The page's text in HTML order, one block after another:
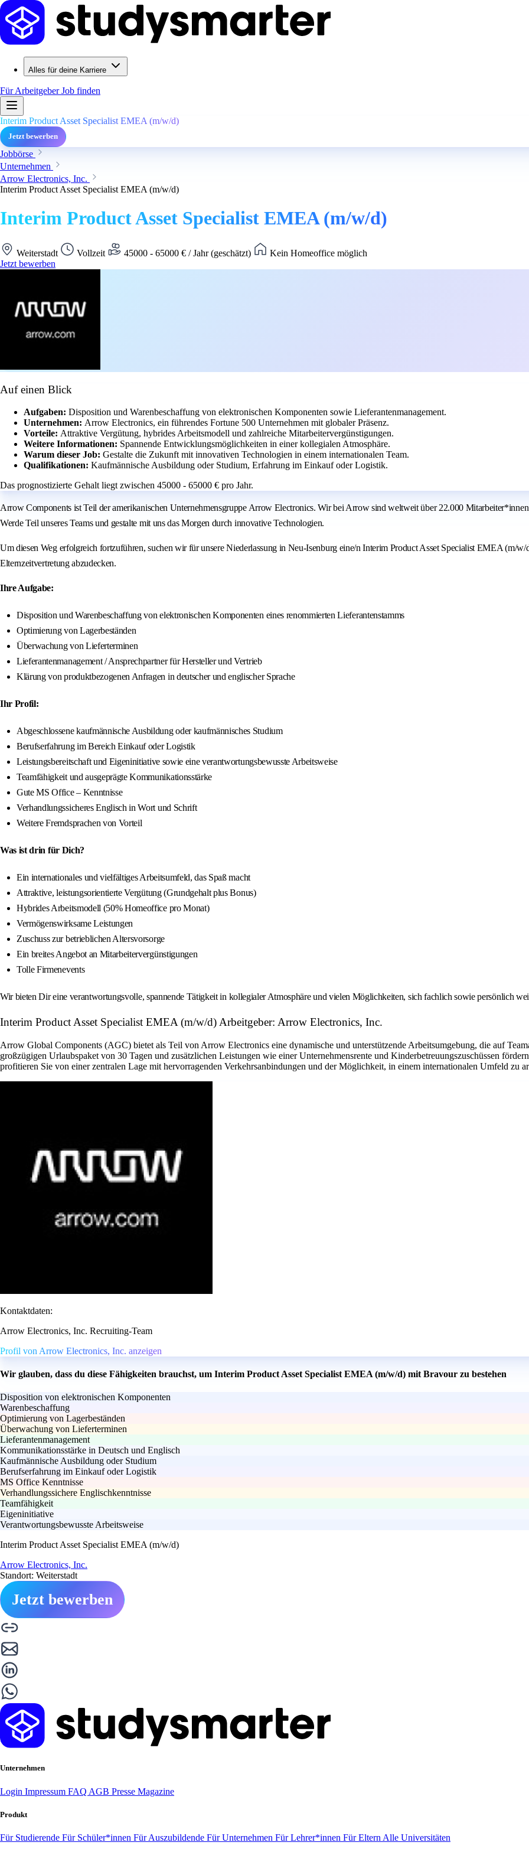
Alles für deine Karriere
Für ArbeitgeberJob finden
Interim Product Asset Specialist EMEA (m/w/d)
Jetzt bewerben
Jobbörse
Unternehmen
Arrow Electronics, Inc.
Interim Product Asset Specialist EMEA (m/w/d)
Interim Product Asset Specialist EMEA (m/w/d)
Weiterstadt Vollzeit 45000 - 65000 € / Jahr (geschätzt)
Kein Homeoffice möglich
Jetzt bewerben
Auf einen Blick
Aufgaben: Disposition und Warenbeschaffung von elektronischen Komponenten sowie Lieferantenmanagement.
Unternehmen: Arrow Electronics, ein führendes Fortune 500 Unternehmen mit globaler Präsenz.
Vorteile: Attraktive Vergütung, hybrides Arbeitsmodell und zahlreiche Mitarbeitervergünstigungen.
Weitere Informationen: Spannende Entwicklungsmöglichkeiten in einer kollegialen Atmosphäre.
Warum dieser Job: Gestalte die Zukunft mit innovativen Technologien in einem internationalen Team.
Qualifikationen: Kaufmännische Ausbildung oder Studium, Erfahrung im Einkauf oder Logistik.
Das prognostizierte Gehalt liegt zwischen 45000 - 65000 € pro Jahr.
Arrow Components ist Teil der amerikanischen Unternehmensgruppe Arrow Electronics. Wir bei Arrow sind weltweit über 22.000
Werde Teil unseres Teams und gestalte mit uns das Morgen durch innovative Technologien.
Um diesen Weg erfolgreich fortzuführen, suchen wir für unsere Niederlassung in Neu-Isenburg eine/n Interim Product Asset Specialist EMEA (m/
Elternzeitvertretung abzudecken.
Ihre Aufgabe:
Disposition und Warenbeschaffung von elektronischen Komponenten eines renommierten Lieferantenstamms
Optimierung von Lagerbeständen
Überwachung von Lieferterminen
Lieferantenmanagement / Ansprechpartner für Hersteller und Vertrieb
Klärung von produktbezogenen Anfragen in deutscher und englischer Sprache
Ihr Profil:
Abgeschlossene kaufmännische Ausbildung oder kaufmännisches Studium
Berufserfahrung im Bereich Einkauf oder Logistik
Leistungsbereitschaft und Eigeninitiative sowie eine verantwortungsbewusste Arbeitsweise
Teamfähigkeit und ausgeprägte Kommunikationsstärke
Gute MS Office – Kenntnisse
Verhandlungssicheres Englisch in Wort und Schrift
Weitere Fremdsprachen von Vorteil
Was ist drin für Dich?
Ein internationales und vielfältiges Arbeitsumfeld, das Spaß macht
Attraktive, leistungsorientierte Vergütung (Grundgehalt plus Bonus)
Hybrides Arbeitsmodell (50% Homeoffice pro Monat)
Vermögenswirksame Leistungen
Zuschuss zur betrieblichen Altersvorsorge
Ein breites Angebot an Mitarbeitervergünstigungen
Tolle Firmenevents
Wir bieten Dir eine verantwortungsvolle, spannende Tätigkeit in kollegialer Atmosphäre und vielen Möglichkeiten, sich fachlich sowie persönlich
Interim Product Asset Specialist EMEA (m/w/d) Arbeitgeber: Arrow Electronics, Inc.
Arrow Global Components (AGC) bietet als Teil von Arrow Electronics eine dynamische und unterstützende Arbeitsumgebung, die auf
großzügigen Urlaubspaket von 30 Tagen und zusätzlichen Leistungen wie einer Unternehmensrente und Kinderbetreuungszuschüssen
profitieren Sie von einer zentralen Lage mit hervorragenden Verkehrsanbindungen und der Möglichkeit, in einem internationalen Umfeld zu
Kontaktdaten:
Arrow Electronics, Inc. Recruiting-Team
Profil von Arrow Electronics, Inc. anzeigen
Wir glauben, dass du diese Fähigkeiten brauchst, um Interim Product Asset Specialist EMEA (m/w/d) mit Bravour zu bestehen
Disposition von elektronischen Komponenten
Warenbeschaffung
Optimierung von Lagerbeständen
Überwachung von Lieferterminen
Lieferantenmanagement
Kommunikationsstärke in Deutsch und Englisch
Kaufmännische Ausbildung oder Studium
Berufserfahrung im Einkauf oder Logistik
MS Office Kenntnisse
Verhandlungssichere Englischkenntnisse
Teamfähigkeit
Eigeninitiative
Verantwortungsbewusste Arbeitsweise
Interim Product Asset Specialist EMEA (m/w/d)
Arrow Electronics, Inc.
Standort: Weiterstadt
Jetzt bewerben
Unternehmen
Login Impressum FAQ AGB Presse Magazine
Produkt
Für Studierende Für Schüler*innen Für Auszubildende Für Unternehmen Für Lehrer*innen Für Eltern Alle Universitäten